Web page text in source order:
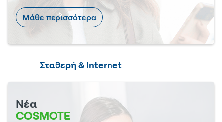
Μάθε περισσότερα
Σταθερή & Internet
Νέα
COSMOTE